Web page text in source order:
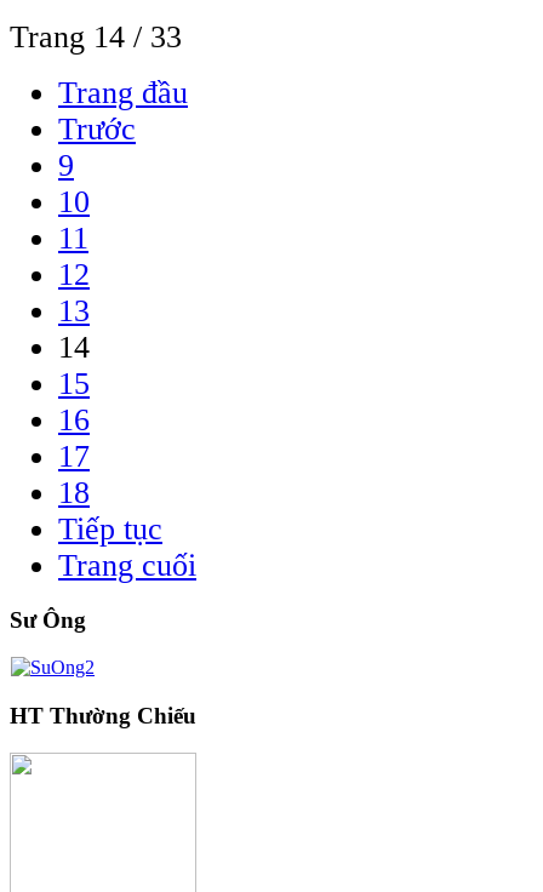
Trang 14 / 33
Trang đầu
Trước
9
10
11
12
13
14
15
16
17
18
Tiếp tục
Trang cuối
Sư Ông
HT Thường Chiếu